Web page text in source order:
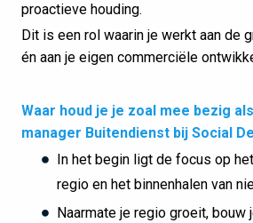
proactieve houding.
Dit is een rol waarin je werkt aan de
én aan je eigen commerciële
Waar houd je je zoal mee bezig
manager Buitendienst bij Social
In het begin ligt de focus op
regio en het binnenhalen van
Naarmate je regio groeit, bouw